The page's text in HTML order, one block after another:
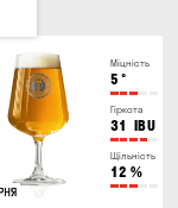
Міцність
5 °
Гіркота
31 IBU
Щільність
12 %